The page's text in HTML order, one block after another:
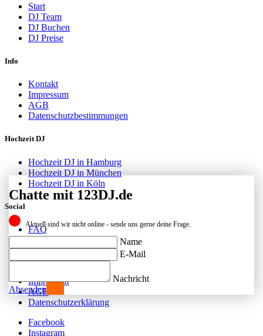
Start
DJ Team
DJ Buchen
DJ Preise
Info
Kontakt
Impressum
AGB
Datenschutzbestimmungen
Hochzeit DJ
Hochzeit DJ in Hamburg
Hochzeit DJ in München
Hochzeit DJ in Köln
Social
FAQ
Facebook
Instagram
Impressum
AGB
Datenschutzerklärung
Facebook
Instagram
Chatte mit 123DJ.de
Aktuell sind wir nicht online - sende uns gerne deine Frage.
Name
E-Mail
Nachricht
Absenden